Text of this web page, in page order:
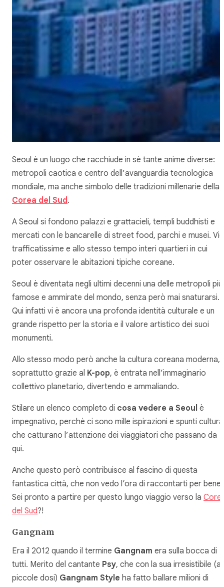
Seoul è un luogo che racchiude in sè tante anime diverse:
metropoli caotica e centro dell’avanguardia tecnologica
mondiale, ma anche simbolo delle tradizioni millenarie della
Corea del Sud .
A Seoul si fondono palazzi e grattacieli, templi buddhisti e
mercati con le bancarelle di street food, parchi e musei. Vie
trafficatissime e allo stesso tempo interi quartieri in cui
poter osservare le abitazioni tipiche coreane.
Seoul è diventata negli ultimi decenni una delle metropoli più
famose e ammirate del mondo, senza però mai snaturarsi.
Qui infatti vi è ancora una profonda identità culturale e un
grande rispetto per la storia e il valore artistico dei suoi
monumenti.
Allo stesso modo però anche la cultura coreana moderna,
soprattutto grazie al K-pop, è entrata nell’immaginario
collettivo planetario, divertendo e ammaliando.
Stilare un elenco completo di cosa vedere a Seoul è
impegnativo, perchè ci sono mille ispirazioni e spunti
che catturano l’attenzione dei viaggiatori che passano da
qui.
Anche questo però contribuisce al fascino di questa
fantastica città, che non vedo l’ora di raccontarti per bene.
Sei pronto a partire per questo lungo viaggio verso la
del Sud?!
Gangnam
Era il 2012 quando il termine Gangnam era sulla bocca di
tutti. Merito del cantante Psy, che con la sua irresistibile (a
piccole dosi) Gangnam Style ha fatto ballare milioni di